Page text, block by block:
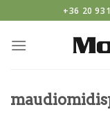
to
content
+36 20